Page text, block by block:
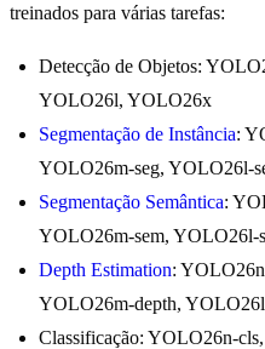
treinados para várias tarefas:
Detecção de Objetos:
YOLO26l, YOLO26x
Segmentação de Instância:
YOLO26m-seg, YOLO26l-
Segmentação Semântica:
YOLO26m-sem, YOLO26l-
Depth Estimation:
YOLO26m-depth,
Classificação: YOLO26n-